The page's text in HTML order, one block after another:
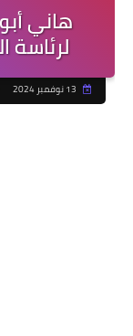
هاني
لرئاسة